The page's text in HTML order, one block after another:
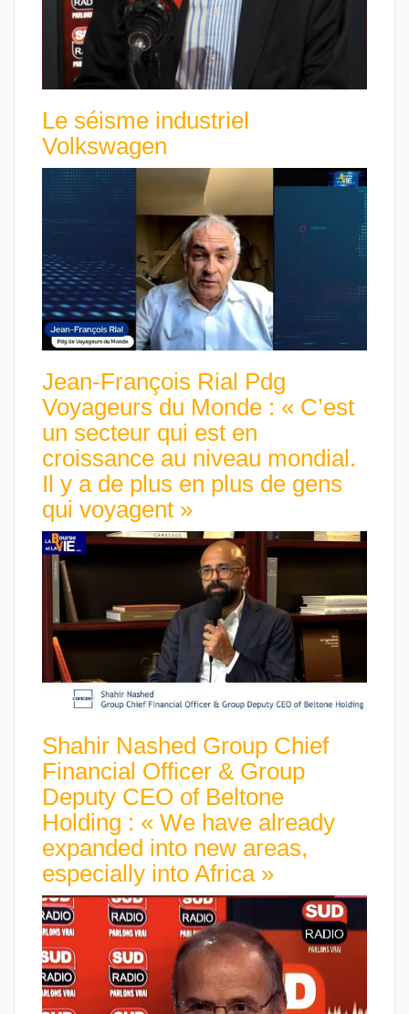
Le séisme industriel
Volkswagen
Jean-François Rial Pdg
Voyageurs du Monde : « C’est
un secteur qui est en
croissance au niveau mondial.
Il y a de plus en plus de gens
qui voyagent »
Shahir Nashed Group Chief
Financial Officer & Group
Deputy CEO of Beltone
Holding : « We have already
expanded into new areas,
especially into Africa »